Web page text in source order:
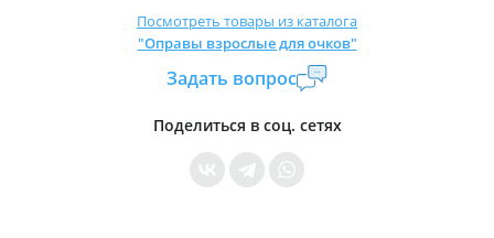
Страна производитель:Китай
Уровень доступа:0
* Общие условия читайте в правилах сайта
Посмотреть товары из каталога
"Оправы взрослые для очков"
Задать вопрос
Поделиться в соц. сетях